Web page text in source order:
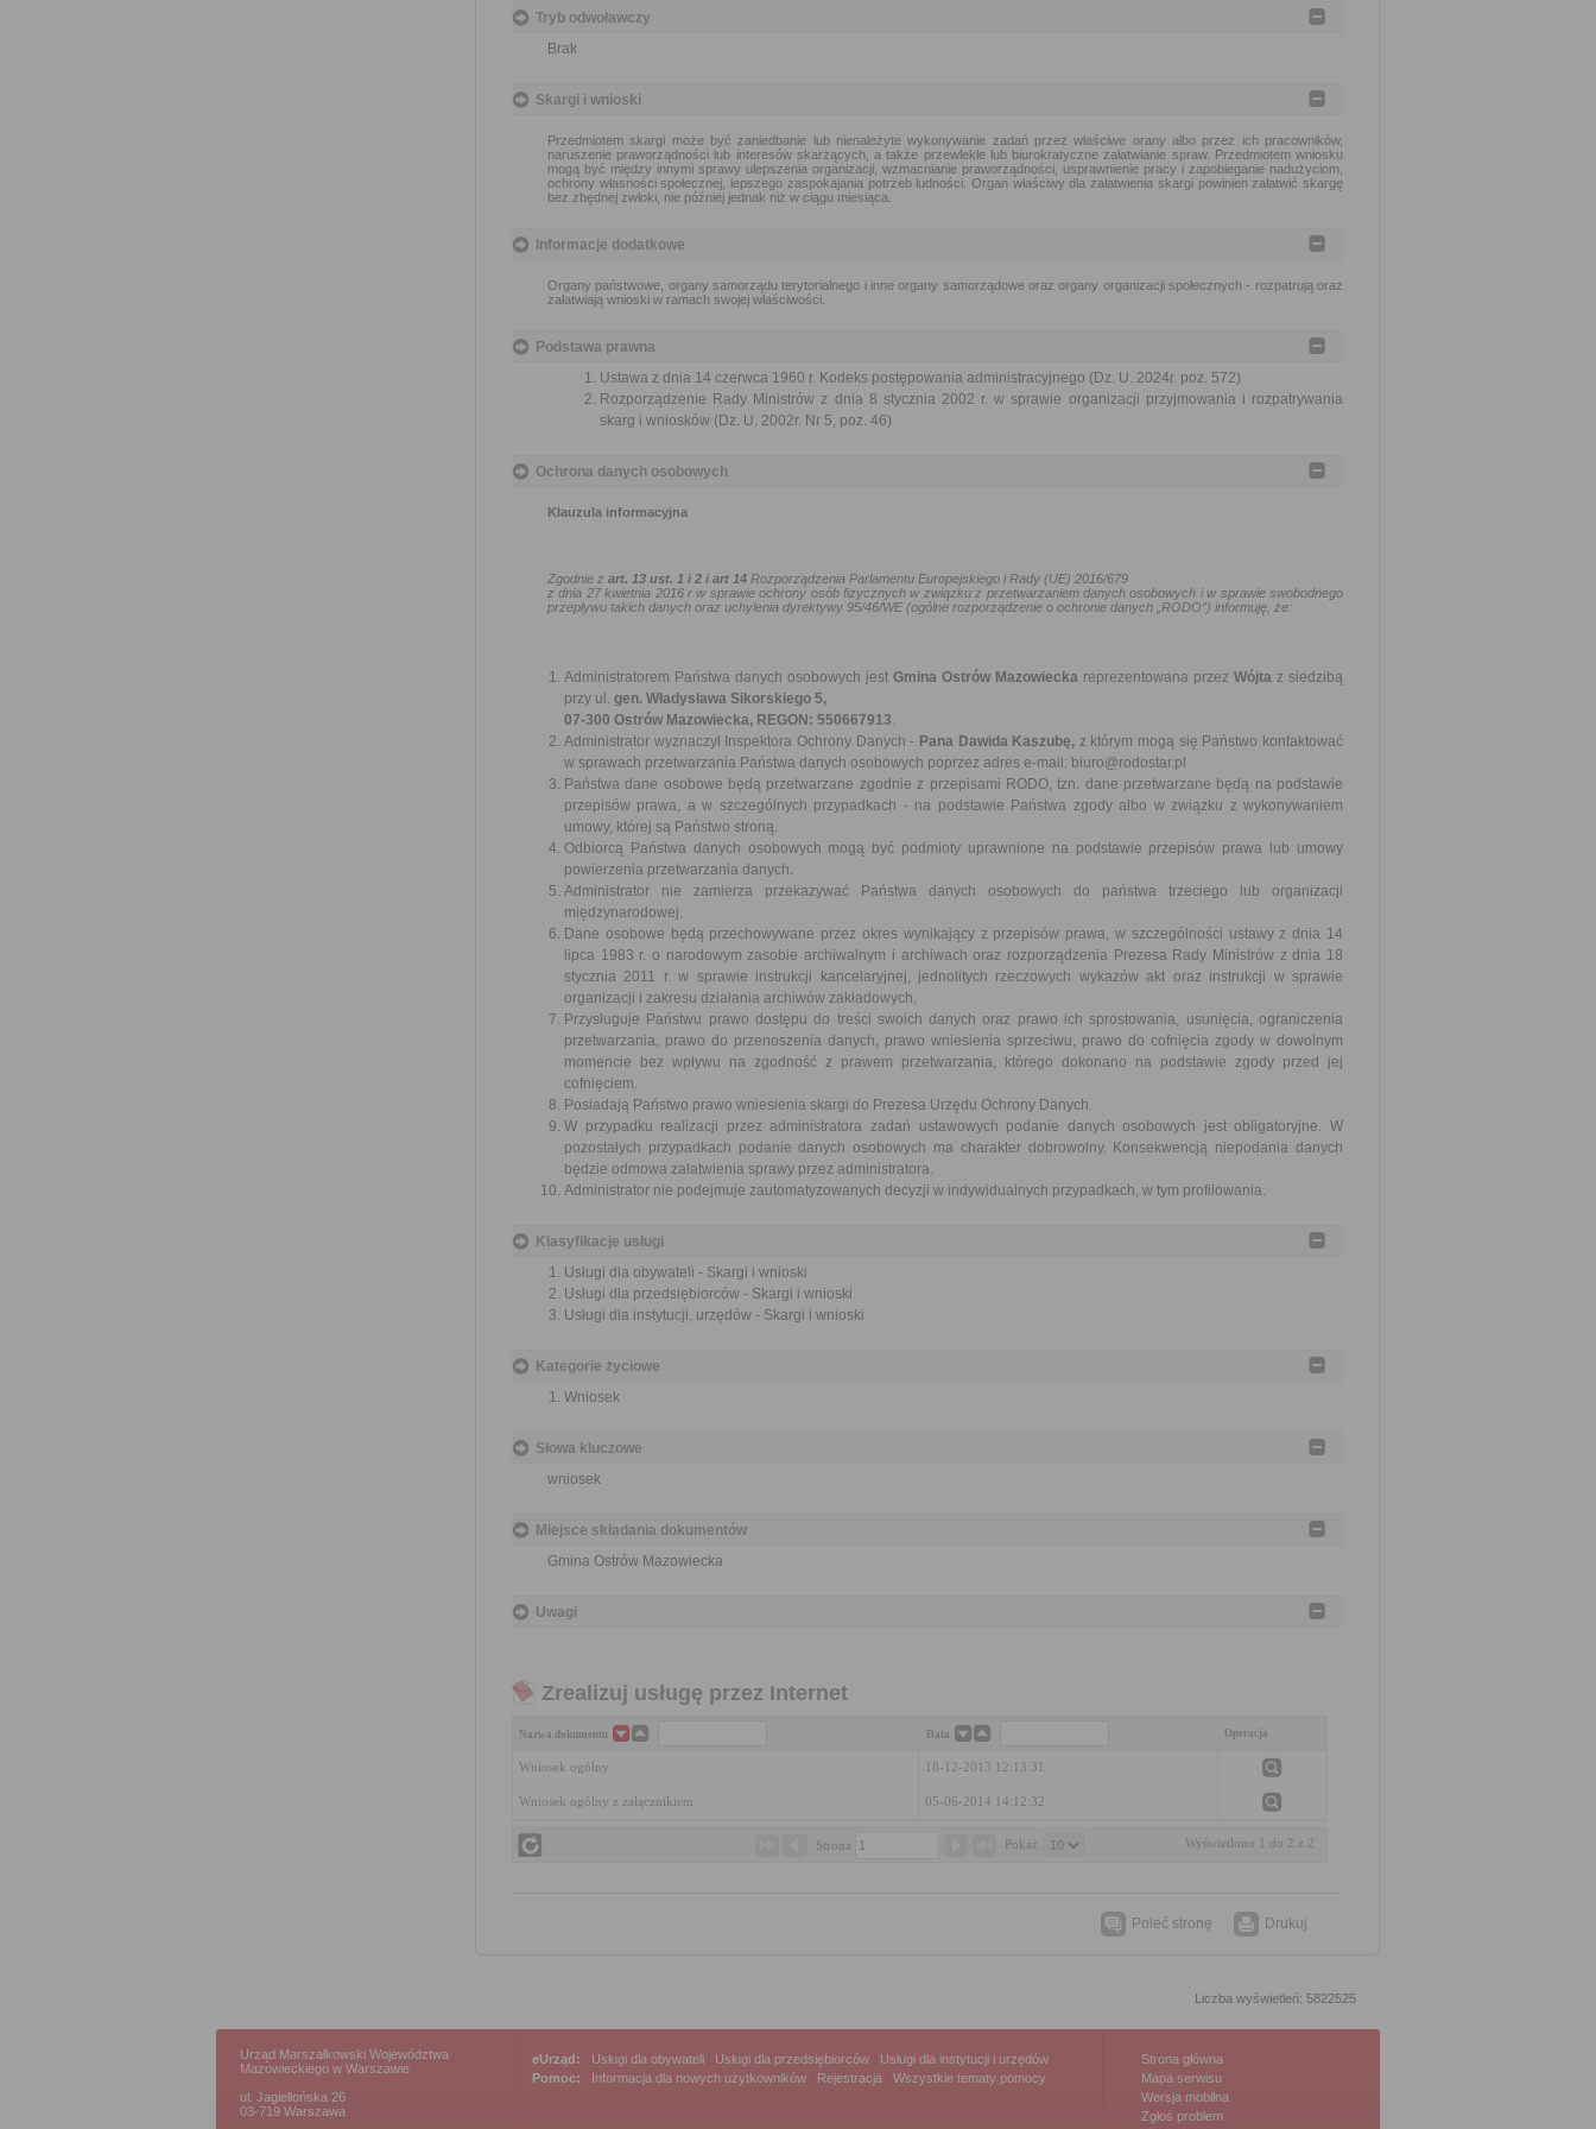
Tryb odwoławczy
Brak
Skargi i wnioski
Przedmiotem skargi może być zaniedbanie lub nienależyte wykonywanie zadań przez właściwe orany albo przez ich pracowników,
naruszenie praworządności lub interesów skarżących, a także przewlekłe lub biurokratyczne załatwianie spraw. Przedmiotem wniosku
mogą być między innymi sprawy ulepszenia organizacji, wzmacnianie praworządności, usprawnienie pracy i zapobieganie nadużyciom,
ochrony własności społecznej, lepszego zaspokajania potrzeb ludności. Organ właściwy dla załatwienia skargi powinien załatwić skargę
bez zbędnej zwłoki, nie później jednak niż w ciągu miesiąca.
Informacje dodatkowe
Organy państwowe, organy samorządu terytorialnego i inne organy samorządowe oraz organy organizacji społecznych - rozpatrują oraz
załatwiają wnioski w ramach swojej właściwości.
Podstawa prawna
Ustawa z dnia 14 czerwca 1960 r. Kodeks postępowania administracyjnego (Dz. U. 2024r. poz. 572)
Rozporządzenie Rady Ministrów z dnia 8 stycznia 2002 r. w sprawie organizacji przyjmowania i rozpatrywania
skarg i wniosków (Dz. U. 2002r. Nr 5, poz. 46)
Ochrona danych osobowych
Klauzula informacyjna
Zgodnie z art. 13 ust. 1 i 2 i art 14 Rozporządzenia Parlamentu Europejskiego i Rady (UE) 2016/679
z dnia 27 kwietnia 2016 r w sprawie ochrony osób fizycznych w związku z przetwarzaniem danych osobowych i w sprawie swobodnego
przepływu takich danych oraz uchylenia dyrektywy 95/46/WE (ogólne rozporządzenie o ochronie danych „RODO”) informuję, że:
Administratorem Państwa danych osobowych jest Gmina Ostrów Mazowiecka reprezentowana przez Wójta z siedzibą
przy ul. gen. Władysława Sikorskiego 5,
07-300 Ostrów Mazowiecka, REGON: 550667913.
Administrator wyznaczył Inspektora Ochrony Danych - Pana Dawida Kaszubę, z którym mogą się Państwo kontaktować
w sprawach przetwarzania Państwa danych osobowych poprzez adres e-mail: biuro@rodostar.pl
Państwa dane osobowe będą przetwarzane zgodnie z przepisami RODO, tzn. dane przetwarzane będą na podstawie
przepisów prawa, a w szczególnych przypadkach - na podstawie Państwa zgody albo w związku z wykonywaniem
umowy, której są Państwo stroną.
Odbiorcą Państwa danych osobowych mogą być podmioty uprawnione na podstawie przepisów prawa lub umowy
powierzenia przetwarzania danych.
Administrator nie zamierza przekazywać Państwa danych osobowych do państwa trzeciego lub organizacji
międzynarodowej.
Dane osobowe będą przechowywane przez okres wynikający z przepisów prawa, w szczególności ustawy z dnia 14
lipca 1983 r. o narodowym zasobie archiwalnym i archiwach oraz rozporządzenia Prezesa Rady Ministrów z dnia 18
stycznia 2011 r. w sprawie instrukcji kancelaryjnej, jednolitych rzeczowych wykazów akt oraz instrukcji w sprawie
organizacji i zakresu działania archiwów zakładowych.
Przysługuje Państwu prawo dostępu do treści swoich danych oraz prawo ich sprostowania, usunięcia, ograniczenia
przetwarzania, prawo do przenoszenia danych, prawo wniesienia sprzeciwu, prawo do cofnięcia zgody w dowolnym
momencie bez wpływu na zgodność z prawem przetwarzania, którego dokonano na podstawie zgody przed jej
cofnięciem.
Posiadają Państwo prawo wniesienia skargi do Prezesa Urzędu Ochrony Danych.
W przypadku realizacji przez administratora zadań ustawowych podanie danych osobowych jest obligatoryjne. W
pozostałych przypadkach podanie danych osobowych ma charakter dobrowolny. Konsekwencją niepodania danych
będzie odmowa załatwienia sprawy przez administratora.
Administrator nie podejmuje zautomatyzowanych decyzji w indywidualnych przypadkach, w tym profilowania.
Klasyfikacje usługi
Usługi dla obywateli - Skargi i wnioski
Usługi dla przedsiębiorców - Skargi i wnioski
Usługi dla instytucji, urzędów - Skargi i wnioski
Kategorie życiowe
Wniosek
Słowa kluczowe
wniosek
Miejsce składania dokumentów
Gmina Ostrów Mazowiecka
Uwagi
Zrealizuj usługę przez Internet
Nazwa dokumentu Data Operacja
Wniosek ogólny 18-12-2013 12:13:31
Wniosek ogólny z załącznikiem 05-06-2014 14:12:32
Strona Pokaż Wyświetlono 1 do 2 z 2
Poleć stronę Drukuj
Liczba wyświetleń: 5822525
Urząd Marszałkowski Województwa
Mazowieckiego w Warszawie
ul. Jagiellońska 26
03-719 Warszawa
eUrząd: Usługi dla obywateli Usługi dla przedsiębiorców
Usługi dla instytucji i urzędów
Pomoc:
Informacja dla nowych użytkowników Rejestracja |Wszystkie tematy pomocy
Strona główna
Mapa serwisu
Wersja mobilna
Zgłoś problem